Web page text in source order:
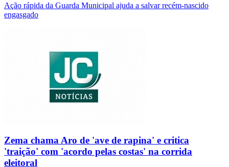
Ação rápida da Guarda Municipal ajuda a salvar recém-nascido
engasgado
Zema chama Aro de 'ave de rapina' e critica
'traição' com 'acordo pelas costas' na corrida
eleitoral